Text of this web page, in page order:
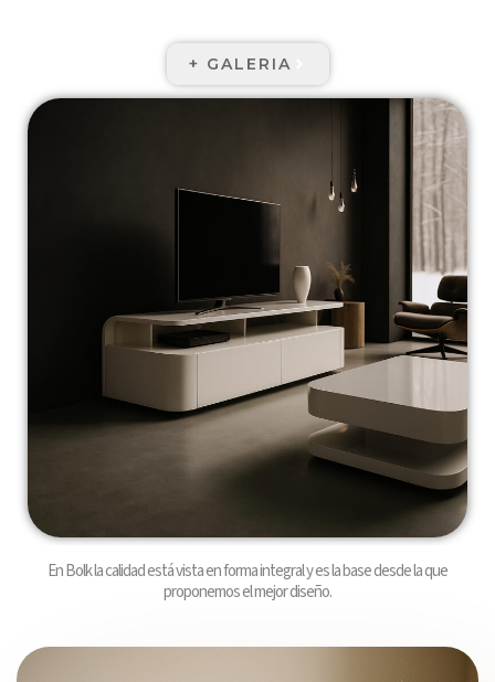
+ GALERIA
En Bolk la calidad está vista en forma integral y es la base desde la que
proponemos el mejor diseño.